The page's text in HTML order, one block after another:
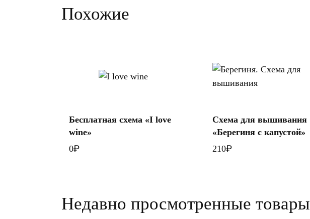
Похожие
Бесплатная схема «I love
wine»
0₽
В корзину
Схема для вышивания
«Берегиня с капустой»
210₽
Недавно просмотренные товары